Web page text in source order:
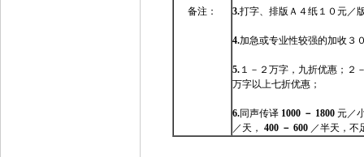
备注： 3.打字、排版Ａ４纸１０元
4.加急或专业性较强的加收
5.１－２万字，九折优惠；
万字以上七折优惠；
6.同声传译 1000 － 1800元／
／天， 400 － 600／半天，不